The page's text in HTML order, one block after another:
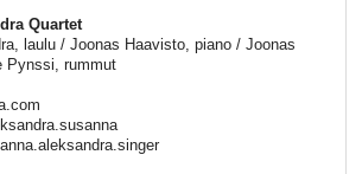
Quartet
laulu / Joonas Haavisto, piano / Joonas
Pynssi, rummut